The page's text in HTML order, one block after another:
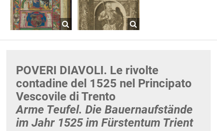
POVERI DIAVOLI. Le rivolte
contadine del 1525 nel Principato
Vescovile di Trento
Arme Teufel. Die Bauernaufstände
im Jahr 1525 im Fürstentum Trient